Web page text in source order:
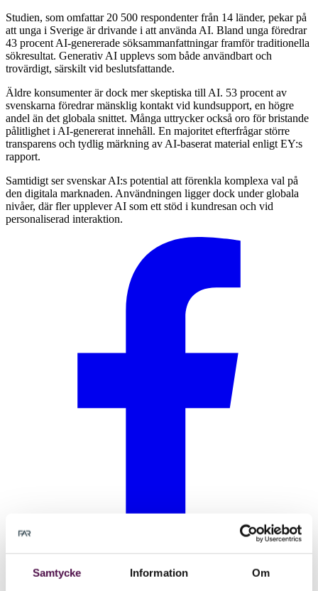
Samtycke Information Om
Studien, som omfattar 20 500 respondenter från 14 länder, pekar på
att unga i Sverige är drivande i att använda AI. Bland unga föredrar
43 procent AI-genererade söksammanfattningar framför traditionella
sökresultat. Generativ AI upplevs som både användbart och
trovärdigt, särskilt vid beslutsfattande.
Äldre konsumenter är dock mer skeptiska till AI. 53 procent av
svenskarna föredrar mänsklig kontakt vid kundsupport, en högre
andel än det globala snittet. Många uttrycker också oro för bristande
pålitlighet i AI-genererat innehåll. En majoritet efterfrågar större
transparens och tydlig märkning av AI-baserat material enligt EY:s
rapport.
Samtidigt ser svenskar AI:s potential att förenkla komplexa val på
den digitala marknaden. Användningen ligger dock under globala
nivåer, där fler upplever AI som ett stöd i kundresan och vid
personaliserad interaktion.